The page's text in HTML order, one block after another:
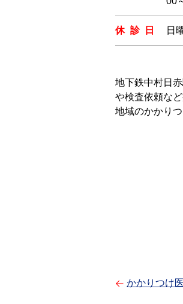
休診日 日
地下鉄中村日
や検査依頼な
地域のかかり
かかりつけ